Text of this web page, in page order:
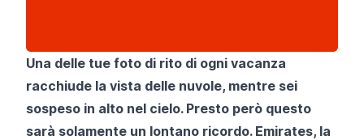
Una delle tue foto di rito di ogni vacanza
racchiude la vista delle nuvole, mentre sei
sospeso in alto nel cielo. Presto però questo
sarà solamente un lontano ricordo. Emirates, la